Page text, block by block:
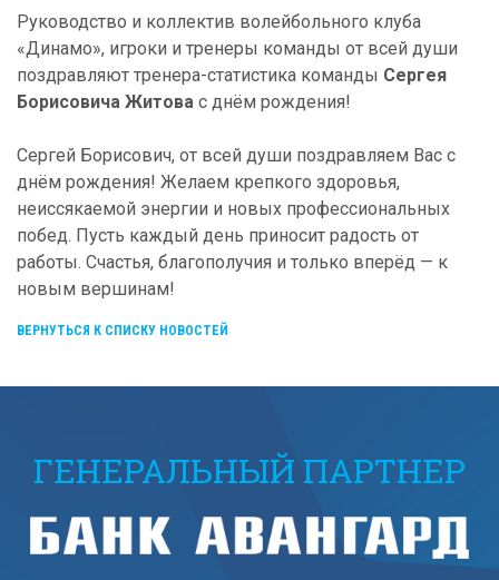
Руководство и коллектив волейбольного клуба
«Динамо», игроки и тренеры команды от всей души
поздравляют тренера-статистика команды Сергея
Борисовича Житова с днём рождения!
Сергей Борисович, от всей души поздравляем Вас с
днём рождения! Желаем крепкого здоровья,
неиссякаемой энергии и новых профессиональных
побед. Пусть каждый день приносит радость от
работы. Счастья, благополучия и только вперёд — к
новым вершинам!
ВЕРНУТЬСЯ К СПИСКУ НОВОСТЕЙ
ГЕНЕРАЛЬНЫЙ ПАРТНЕР